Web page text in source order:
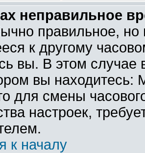
неправильное
правильное,
к другому
вы. В этом
вы
для смены
настроек,
к началу